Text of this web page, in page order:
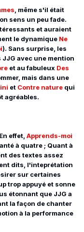
, même s'il était
sens un peu fade.
et auraient
le dynamique Ne
). Sans surprise, les
avec une mention
et au fabuleux Des
mais dans une
et Contre nature qui
agréables.
effet, Apprends-moi
à quatre ; Quant à
des textes assez
dits, l'inteprétation
sur certaines
trop appuyé et sonne
étonnant que JJG a
la façon de chanter
à la performance